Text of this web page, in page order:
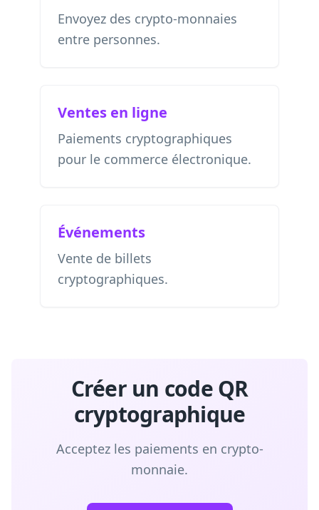
Envoyez des crypto-monnaies
entre personnes.
Ventes en ligne
Paiements cryptographiques
pour le commerce électronique.
Événements
Vente de billets
cryptographiques.
Créer un code QR
cryptographique
Acceptez les paiements en crypto-
monnaie.